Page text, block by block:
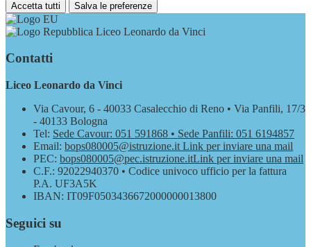
Accetta tutti Salva le preferenze
Liceo Leonardo da Vinci
Contatti
Liceo Leonardo da Vinci
Via Cavour, 6 - 40033 Casalecchio di Reno • Via Panfili, 17/3
- 40133 Bologna
Tel: Sede Cavour: 051 591868 • Sede Panfili: 051 6194857
Email: bops080005@istruzione.it Link per inviare una mail
PEC: bops080005@pec.istruzione.itLink per inviare una mail
C.F.: 92022940370 • Codice univoco ufficio per la fattura
P.A. UF3A5K
IBAN: IT09F0503436672000000013800
Seguici su